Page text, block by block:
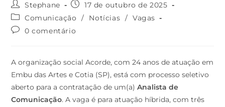
Stephane
17 de outubro de 2025
Comunicação
/ Notícias / Vagas
0 comentário
A organização social Acorde, com 24 anos de atuação em
Embu das Artes e Cotia (SP), está com processo seletivo
aberto para a contratação de um(a)Analista de
Comunicação. A vaga é para atuação híbrida, com três